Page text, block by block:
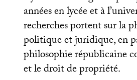
années en lycée et à
recherches portent sur la
politique et juridique, en
philosophie républicaine
et le droit de propriété.